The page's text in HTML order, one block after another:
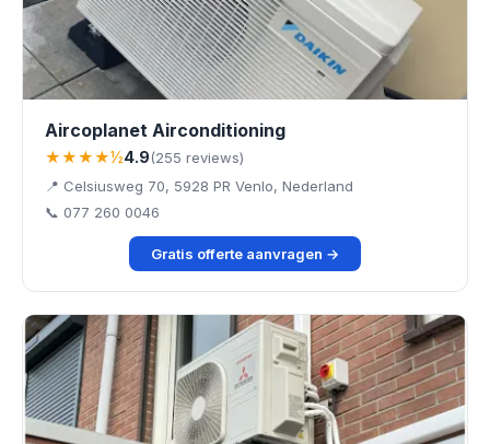
Aircoplanet Airconditioning
★★★★½4.9(255 reviews)
📍 Celsiusweg 70, 5928 PR Venlo, Nederland
📞 077 260 0046
Gratis offerte aanvragen →